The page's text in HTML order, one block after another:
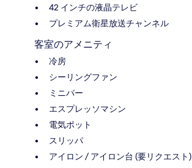
42 インチの液晶テレビ
プレミアム衛星放送チャンネル
客室のアメニティ
冷房
シーリングファン
ミニバー
エスプレッソマシン
電気ポット
スリッパ
アイロン / アイロン台 (要リクエスト)